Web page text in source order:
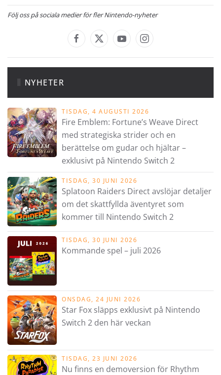
Följ oss på sociala medier för fler Nintendo-nyheter
NYHETER
TISDAG, 4 AUGUSTI 2026
Fire Emblem: Fortune’s Weave Direct
med strategiska strider och en
berättelse om gudar och hjältar –
exklusivt på Nintendo Switch 2
TISDAG, 30 JUNI 2026
Splatoon Raiders Direct avslöjar detaljer
om det skattfyllda äventyret som
kommer till Nintendo Switch 2
TISDAG, 30 JUNI 2026
Kommande spel – juli 2026
ONSDAG, 24 JUNI 2026
Star Fox släpps exklusivt på Nintendo
Switch 2 den här veckan
TISDAG, 23 JUNI 2026
Nu finns en demoversion för Rhythm